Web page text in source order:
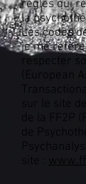
règles qui
la
Les codes
je me réfère
respecter
(European
sur le site de
de la FF2P
de
site :